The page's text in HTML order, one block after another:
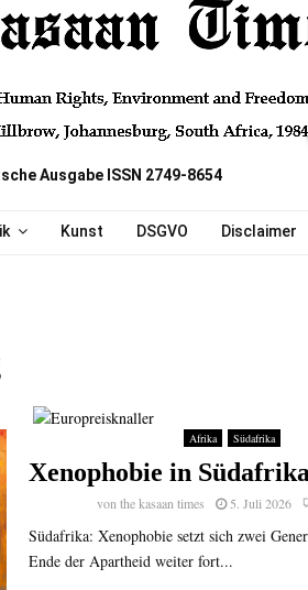
Ausgabe ISSN 2749-8654
Kunst DSGVO Disclaimer
Afrika Südafrika
Xenophobie in
vonthe kasaan times 5. Juli 2026
Südafrika: Xenophobie setzt sich zwei
Ende der Apartheid weiter fort...